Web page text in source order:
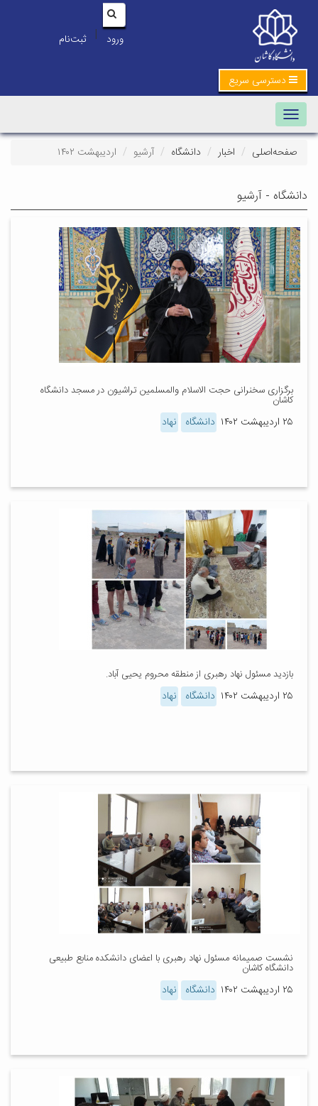
ورود | ثبت‌نام
دسترسی سریع
Toggle navigation
صفحه‌اصلی اخبار دانشگاه آرشیو اردیبهشت ۱۴۰۲
دانشگاه - آرشیو
برگزاری سخنرانی حجت الاسلام والمسلمین تراشیون در مسجد دانشگاه
کاشان
۲۵ اردیبهشت ۱۴۰۲ دانشگاه نهاد
بازدید مسئول نهاد رهبری از منطقه محروم یحیی آباد.
۲۵ اردیبهشت ۱۴۰۲ دانشگاه نهاد
نشست صمیمانه مسئول نهاد رهبری با اعضای دانشکده منابع طبیعی
دانشگاه کاشان
۲۵ اردیبهشت ۱۴۰۲ دانشگاه نهاد